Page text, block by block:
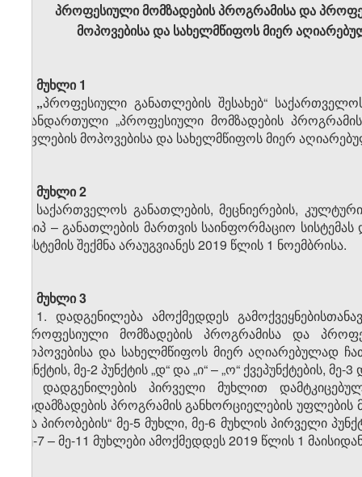
პროფესიული მომზადების პროგრამისა და
მოპოვებისა და სახელმწიფოს მიერ
მუხლი 1
„პროფესიული განათლების შესახებ“
თანდართული „პროფესიული მომზადების
უფლების მოპოვებისა და სახელმწიფოს მიერ
მუხლი 2
საქართველოს განათლების, მეცნიერების,
სსიპ – განათლების მართვის საინფორმაციო
სისტემის შექმნა არაუგვიანეს 2019 წლის 1 ნოემბრისა.
მუხლი 3
1. დადგენილება ამოქმედდეს
„პროფესიული მომზადების პროგრამისა და
მოპოვებისა და სახელმწიფოს მიერ აღიარებულად
პუნქტის, მე-2 პუნქტის „დ“ და „ი“ – „ო“ ქვეპუნქტების,
2. დადგენილების პირველი მუხლით
გადამზადების პროგრამის განხორციელების
და პირობების“ მე-5 მუხლი, მე-6 მუხლის პირველი
მე-7 – მე-11 მუხლები ამოქმედდეს 2019 წლის 1